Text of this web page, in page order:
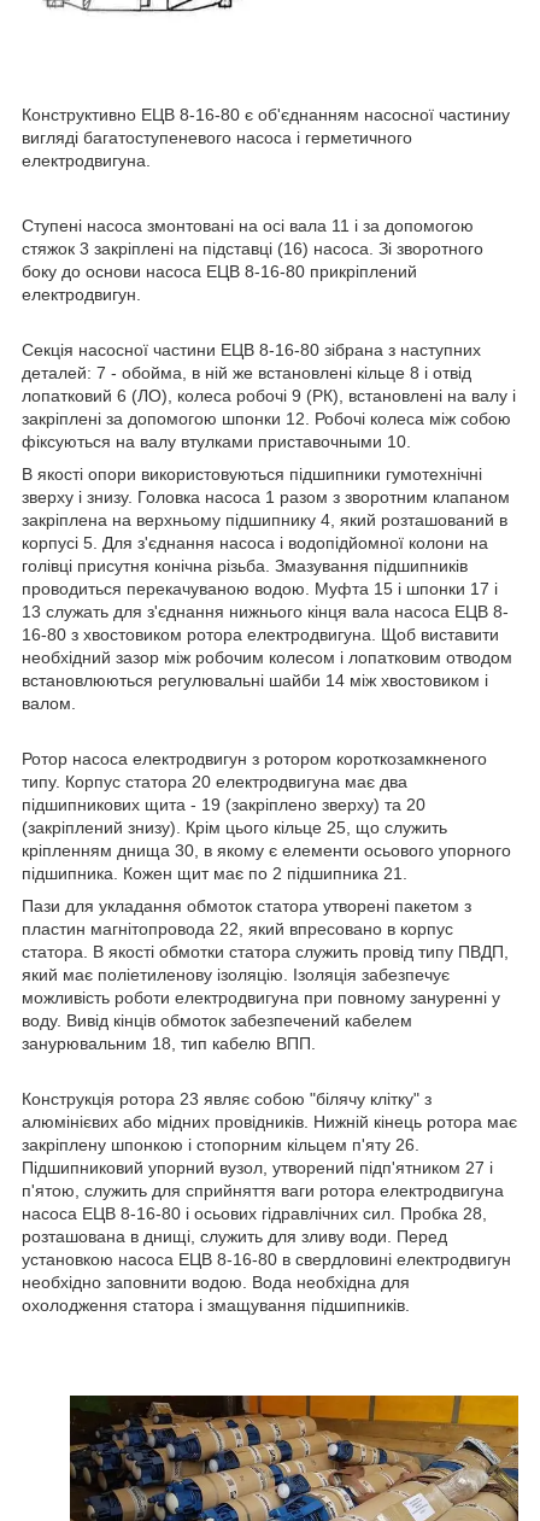
Конструктивно ЕЦВ 8-16-80 є об'єднанням насосної частиниу
вигляді багатоступеневого насоса і герметичного
електродвигуна.
Ступені насоса змонтовані на осі вала 11 і за допомогою
стяжок 3 закріплені на підставці (16) насоса. Зі зворотного
боку до основи насоса ЕЦВ 8-16-80 прикріплений
електродвигун.
Секція насосної частини ЕЦВ 8-16-80 зібрана з наступних
деталей: 7 - обойма, в ній же встановлені кільце 8 і отвід
лопатковий 6 (ЛО), колеса робочі 9 (РК), встановлені на валу і
закріплені за допомогою шпонки 12. Робочі колеса між собою
фіксуються на валу втулками приставочными 10.
В якості опори використовуються підшипники гумотехнічні
зверху і знизу. Головка насоса 1 разом з зворотним клапаном
закріплена на верхньому підшипнику 4, який розташований в
корпусі 5. Для з'єднання насоса і водопідйомної колони на
голівці присутня конічна різьба. Змазування підшипників
проводиться перекачуваною водою. Муфта 15 і шпонки 17 і
13 служать для з'єднання нижнього кінця вала насоса ЕЦВ 8-
16-80 з хвостовиком ротора електродвигуна. Щоб виставити
необхідний зазор між робочим колесом і лопатковим отводом
встановлюються регулювальні шайби 14 між хвостовиком і
валом.
Ротор насоса електродвигун з ротором короткозамкненого
типу. Корпус статора 20 електродвигуна має два
підшипникових щита - 19 (закріплено зверху) та 20
(закріплений знизу). Крім цього кільце 25, що служить
кріпленням днища 30, в якому є елементи осьового упорного
підшипника. Кожен щит має по 2 підшипника 21.
Пази для укладання обмоток статора утворені пакетом з
пластин магнітопровода 22, який впресовано в корпус
статора. В якості обмотки статора служить провід типу ПВДП,
який має поліетиленову ізоляцію. Ізоляція забезпечує
можливість роботи електродвигуна при повному зануренні у
воду. Вивід кінців обмоток забезпечений кабелем
занурювальним 18, тип кабелю ВПП.
Конструкція ротора 23 являє собою "білячу клітку" з
алюмінієвих або мідних провідників. Нижній кінець ротора має
закріплену шпонкою і стопорним кільцем п'яту 26.
Підшипниковий упорний вузол, утворений підп'ятником 27 і
п'ятою, служить для сприйняття ваги ротора електродвигуна
насоса ЕЦВ 8-16-80 і осьових гідравлічних сил. Пробка 28,
розташована в днищі, служить для зливу води. Перед
установкою насоса ЕЦВ 8-16-80 в свердловині електродвигун
необхідно заповнити водою. Вода необхідна для
охолодження статора і змащування підшипників.